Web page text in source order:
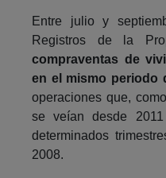
Entre julio y
Registros de la
compraventas de
en el mismo periodo
operaciones que,
se veían desde
determinados
2008.